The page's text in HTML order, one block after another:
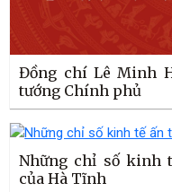
Đồng chí Lê Minh
tướng Chính phủ
Những chỉ số kinh
của Hà Tĩnh